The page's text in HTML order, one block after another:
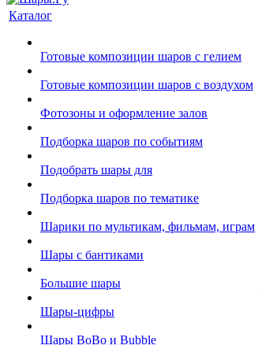
Каталог
Готовые композиции шаров с гелием
Готовые композиции шаров с воздухом
Фотозоны и оформление залов
Подборка шаров по событиям
Подобрать шары для
Подборка шаров по тематике
Шарики по мультикам, фильмам, играм
Шары с бантиками
Большие шары
Шары-цифры
Шары BoBo и Bubble